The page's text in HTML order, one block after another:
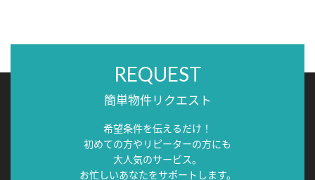
REQUEST
簡単物件リクエスト
希望条件を伝えるだけ！
初めての方やリピーターの方にも
大人気のサービス。
お忙しいあなたをサポートします。